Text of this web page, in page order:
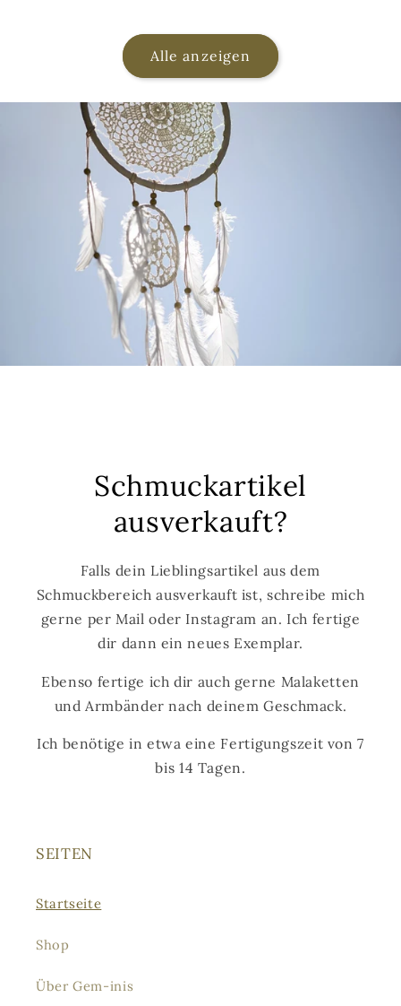
Alle anzeigen
Schmuckartikel
ausverkauft?
Falls dein Lieblingsartikel aus dem
Schmuckbereich ausverkauft ist, schreibe mich
gerne per Mail oder Instagram an. Ich fertige
dir dann ein neues Exemplar.
Ebenso fertige ich dir auch gerne Malaketten
und Armbänder nach deinem Geschmack.
Ich benötige in etwa eine Fertigungszeit von 7
bis 14 Tagen.
SEITEN
Startseite
Shop
Über Gem-inis